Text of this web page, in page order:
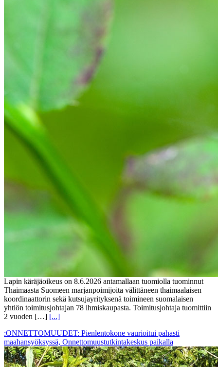
Lapin käräjäoikeus on 8.6.2026 antamallaan tuomiolla tuominnut
Thaimaasta Suomeen marjanpoimijoita välittäneen thaimaalaisen
koordinaattorin sekä kutsujayrityksenä toimineen suomalaisen
yhtiön toimitusjohtajan 78 ihmiskaupasta. Toimitusjohtaja tuomittiin
2 vuoden […] [...]
:ONNETTOMUUDET: Pienlentokone vaurioitui pahasti
maahansyöksyssä, Onnettomuustutkintakeskus paikalla